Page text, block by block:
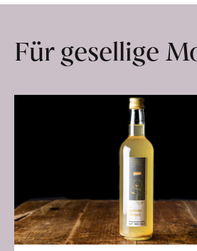
Hof
erfahren
Für gesellige